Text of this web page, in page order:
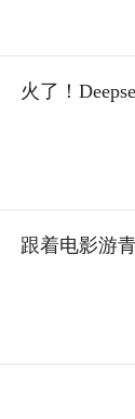
火了！
跟着电影游